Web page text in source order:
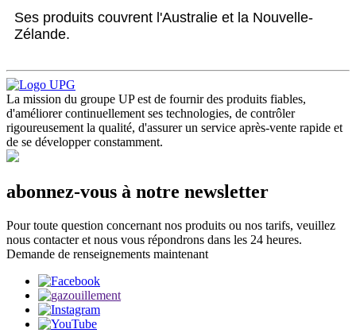
Ses produits couvrent l'Australie et la Nouvelle-
Zélande.
La mission du groupe UP est de fournir des produits fiables,
d'améliorer continuellement ses technologies, de contrôler
rigoureusement la qualité, d'assurer un service après-vente rapide et
de se développer constamment.
abonnez-vous à notre newsletter
Pour toute question concernant nos produits ou nos tarifs, veuillez
nous contacter et nous vous répondrons dans les 24 heures.
Demande de renseignements maintenant